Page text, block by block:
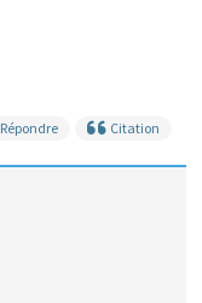
Répondre Citation